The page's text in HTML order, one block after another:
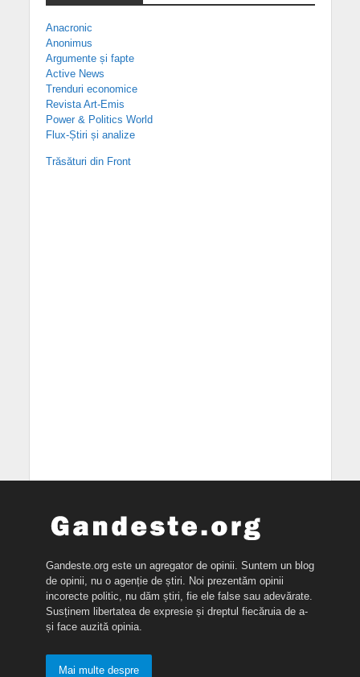
Anacronic
Anonimus
Argumente și fapte
Active News
Trenduri economice
Revista Art-Emis
Power & Politics World
Flux-Știri și analize
Trăsături din Front
Gandeste.org este un agregator de opinii. Suntem un blog
de opinii, nu o agenție de știri. Noi prezentăm opinii
incorecte politic, nu dăm știri, fie ele false sau adevărate.
Susținem libertatea de expresie și dreptul fiecăruia de a-
și face auzită opinia.
Mai multe despre